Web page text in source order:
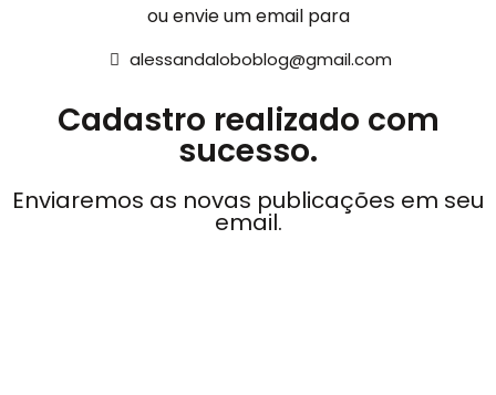
ou envie um email para
alessandaloboblog@gmail.com
Cadastro realizado com
sucesso.
Enviaremos as novas publicações em seu
email.